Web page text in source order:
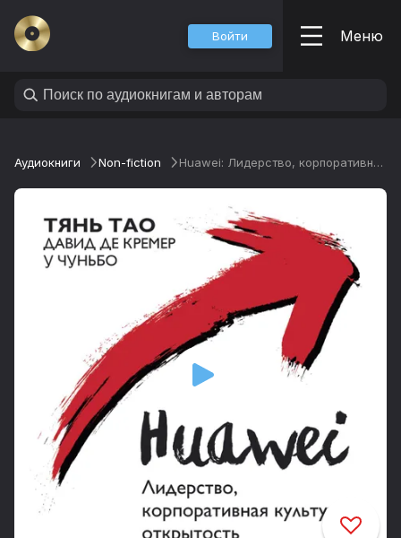
Войти Меню
Аудиокниги Non-fiction Huawei: Лидерство, корпоративная культура, открытость